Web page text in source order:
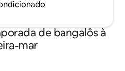
de bangalôs à
mar